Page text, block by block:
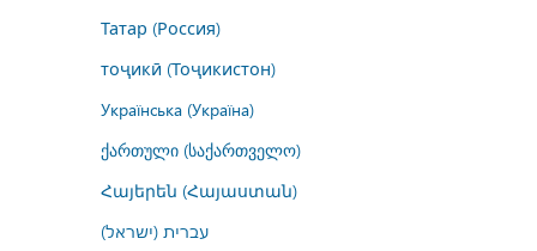
Татар (Россия)
тоҷикӣ (Тоҷикистон)
Українська (Україна)
ქართული (საქართველო)
Հայերեն (Հայաստան)
עברית (ישראל)